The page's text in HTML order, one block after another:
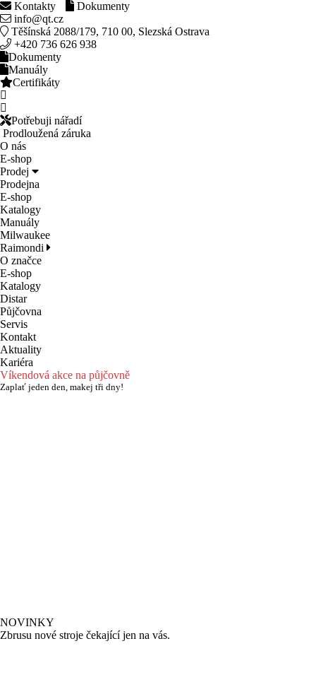
Kontakty
Dokumenty
info@qt.cz
Těšínská 2088/179, 710 00, Slezská Ostrava
+420 736 626 938
Dokumenty
Manuály
Certifikáty
Potřebuji nářadí
Prodloužená záruka
O nás
E-shop
Prodej
Prodejna
E-shop
Katalogy
Manuály
Milwaukee
Raimondi
O značce
E-shop
Katalogy
Distar
Půjčovna
Servis
Kontakt
Aktuality
Kariéra
Víkendová akce na půjčovně
Zaplať jeden den, makej tři dny!
NOVINKY
Zbrusu nové stroje čekající jen na vás.